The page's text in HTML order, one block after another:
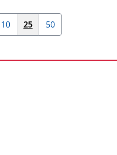
10
Pokaż
wierszy
25
Pokaż
wierszy
50
Pokaż
wierszy